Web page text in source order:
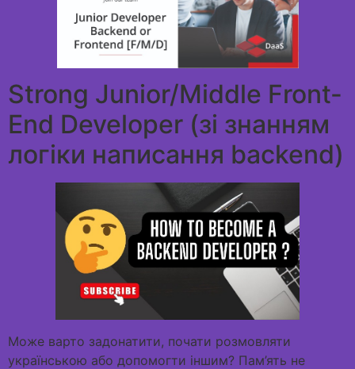
Strong Junior/Middle Front-
End Developer (зі знанням
логіки написання backend)
Може варто задонатити, почати розмовляти
українською або допомогти іншим? Пам’ять не